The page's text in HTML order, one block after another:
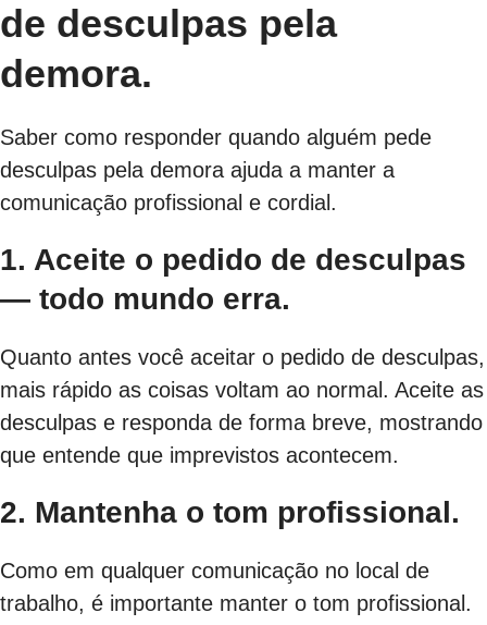
de desculpas pela
demora.
Saber como responder quando alguém pede
desculpas pela demora ajuda a manter a
comunicação profissional e cordial.
1. Aceite o pedido de desculpas
— todo mundo erra.
Quanto antes você aceitar o pedido de desculpas,
mais rápido as coisas voltam ao normal. Aceite as
desculpas e responda de forma breve, mostrando
que entende que imprevistos acontecem.
2. Mantenha o tom profissional.
Como em qualquer comunicação no local de
trabalho, é importante manter o tom profissional.